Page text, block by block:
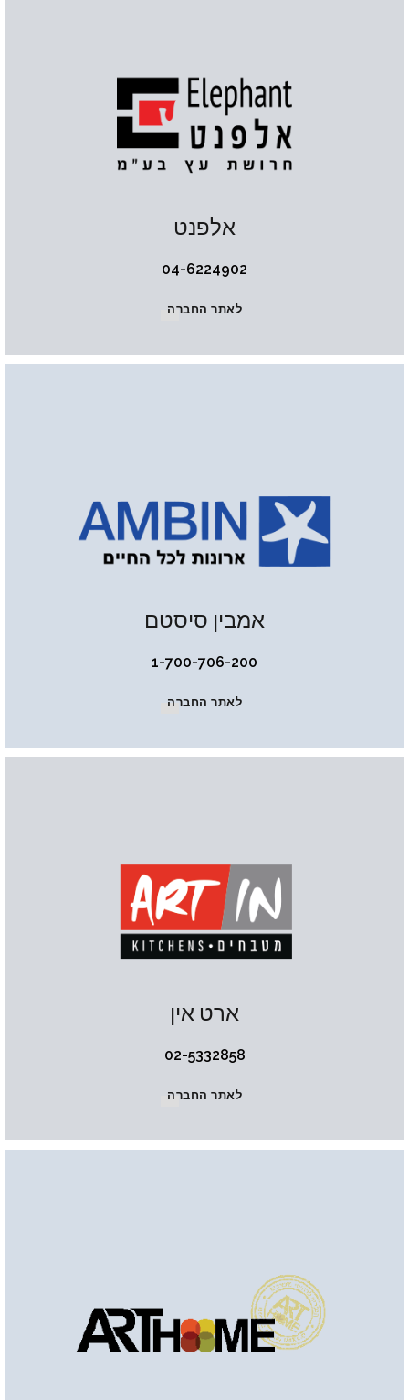
אלפנט
04-6224902
לאתר החברה
אמבין סיסטם
1-700-706-200
לאתר החברה
ארט אין
02-5332858
לאתר החברה